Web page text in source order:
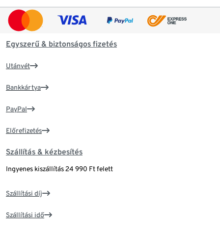
Egyszerű & biztonságos fizetés
Utánvét
Bankkártya
PayPal
Előrefizetés
Szállítás & kézbesítés
Ingyenes kiszállítás 24 990 Ft felett
Szállítási díj
Szállítási idő